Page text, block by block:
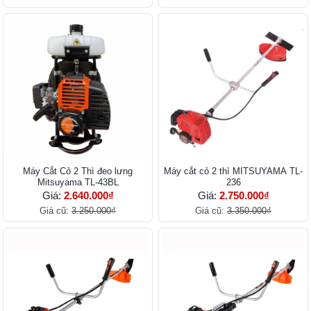
Máy Cắt Cỏ 2 Thì đeo lưng
Mitsuyama TL-43BL
Giá: 2.640.000₫
Giá cũ: 3.250.000₫
Máy cắt cỏ 2 thì MITSUYAMA TL-
236
Giá: 2.750.000₫
Giá cũ: 3.350.000₫